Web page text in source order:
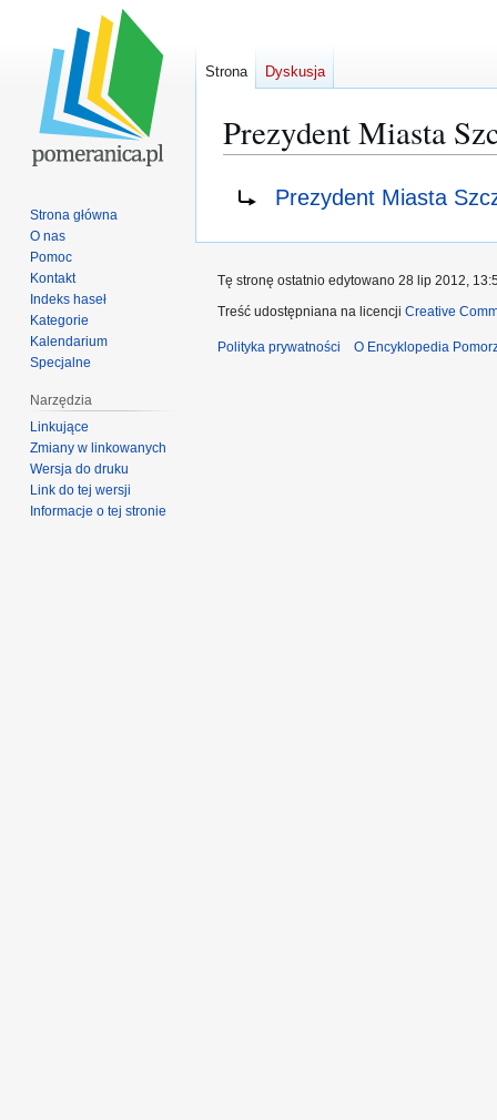
Prezydent Miasta
Przekierowanie do:
Prezydent Miasta
Strona Dyskusja
Strona główna
O nas
Pomoc
Kontakt
Indeks haseł
Kategorie
Kalendarium
Specjalne
Narzędzia
Linkujące
Zmiany w linkowanych
Wersja do druku
Link do tej wersji
Informacje o tej stronie
Tę stronę ostatnio edytowano 28 lip 2012,
Treść udostępniana na licencji Creative
Polityka prywatności O Encyklopedia